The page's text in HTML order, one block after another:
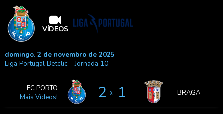
VÍDEOS
domingo, 2 de novembro de 2025
Liga Portugal Betclic - Jornada 10
FC PORTO
Mais Vídeos!
2 x 1 BRAGA